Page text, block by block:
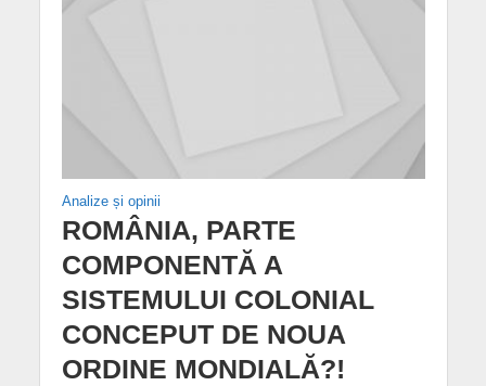
Analize și opinii
ROMÂNIA, PARTE
COMPONENTĂ A
SISTEMULUI COLONIAL
CONCEPUT DE NOUA
ORDINE MONDIALĂ?!